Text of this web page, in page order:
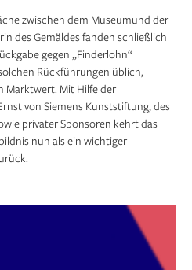
zwischen dem Museumund der
des Gemäldes fanden schließlich
gegen „Finderlohn“
Rückführungen üblich,
Marktwert. Mit Hilfe der
von Siemens Kunststiftung, des
privater Sponsoren kehrt das
nun als ein wichtiger